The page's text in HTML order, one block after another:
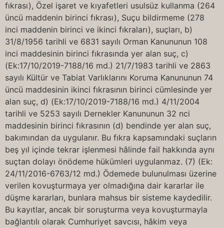
fıkrası), Özel işaret ve kıyafetleri usulsüz kullanma (264
üncü maddenin birinci fıkrası), Suçu bildirmeme (278
inci maddenin birinci ve ikinci fıkraları), suçları, b)
31/8/1956 tarihli ve 6831 sayılı Orman Kanununun 108
inci maddesinin birinci fıkrasında yer alan suç, c)
(Ek:17/10/2019-7188/16 md.) 21/7/1983 tarihli ve 2863
sayılı Kültür ve Tabiat Varlıklarını Koruma Kanununun 74
üncü maddesinin ikinci fıkrasının birinci cümlesinde yer
alan suç, d) (Ek:17/10/2019-7188/16 md.) 4/11/2004
tarihli ve 5253 sayılı Dernekler Kanununun 32 nci
maddesinin birinci fıkrasının (d) bendinde yer alan suç,
bakımından da uygulanır. Bu fıkra kapsamındaki suçların
beş yıl içinde tekrar işlenmesi hâlinde fail hakkında aynı
suçtan dolayı önödeme hükümleri uygulanmaz. (7) (Ek:
24/11/2016-6763/12 md.) Ödemede bulunulması üzerine
verilen kovuşturmaya yer olmadığına dair kararlar ile
düşme kararları, bunlara mahsus bir sisteme kaydedilir.
Bu kayıtlar, ancak bir soruşturma veya kovuşturmayla
bağlantılı olarak Cumhuriyet savcısı, hâkim veya